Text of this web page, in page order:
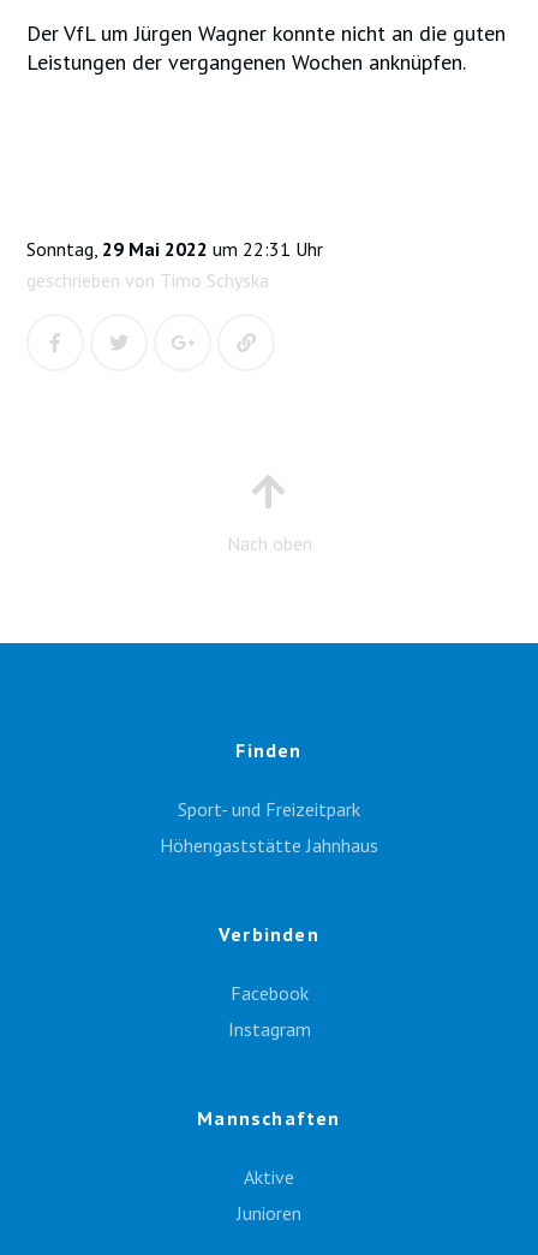
Der VfL um Jürgen Wagner konnte nicht an die guten
Leistungen der vergangenen Wochen anknüpfen.
Sonntag, 29 Mai 2022 um 22:31 Uhr
geschrieben von Timo Schyska
Nach oben
Finden
Sport- und Freizeitpark
Höhengaststätte Jahnhaus
Verbinden
Facebook
Instagram
Mannschaften
Aktive
Junioren